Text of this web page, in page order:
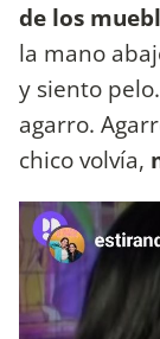
de los
la mano
y siento
agarro.
chico volvía,